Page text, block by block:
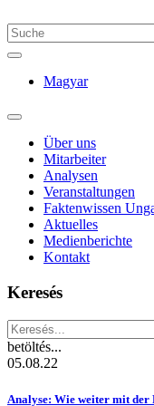
Magyar
Über uns
Mitarbeiter
Analysen
Veranstaltungen
Faktenwissen
Aktuelles
Medienberichte
Kontakt
Keresés
betöltés...
05.08.22
Analyse: Wie weiter mit der